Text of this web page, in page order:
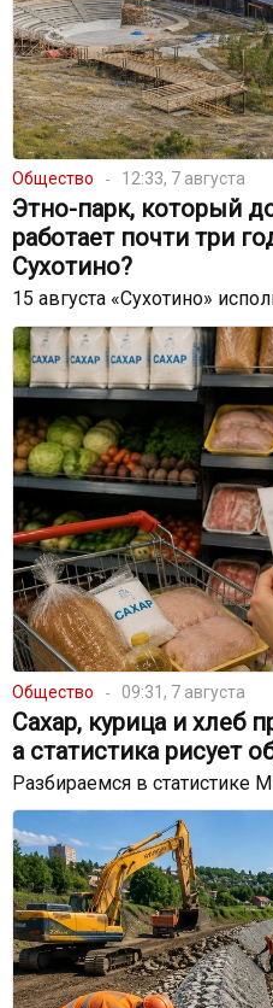
Общество 12:33, 7 августа
Этно-парк, который
работает почти три
Сухотино?
15 августа «Сухотино»
Общество 09:31, 7 августа
Сахар, курица и хлеб
а статистика рисует
Разбираемся в статистике